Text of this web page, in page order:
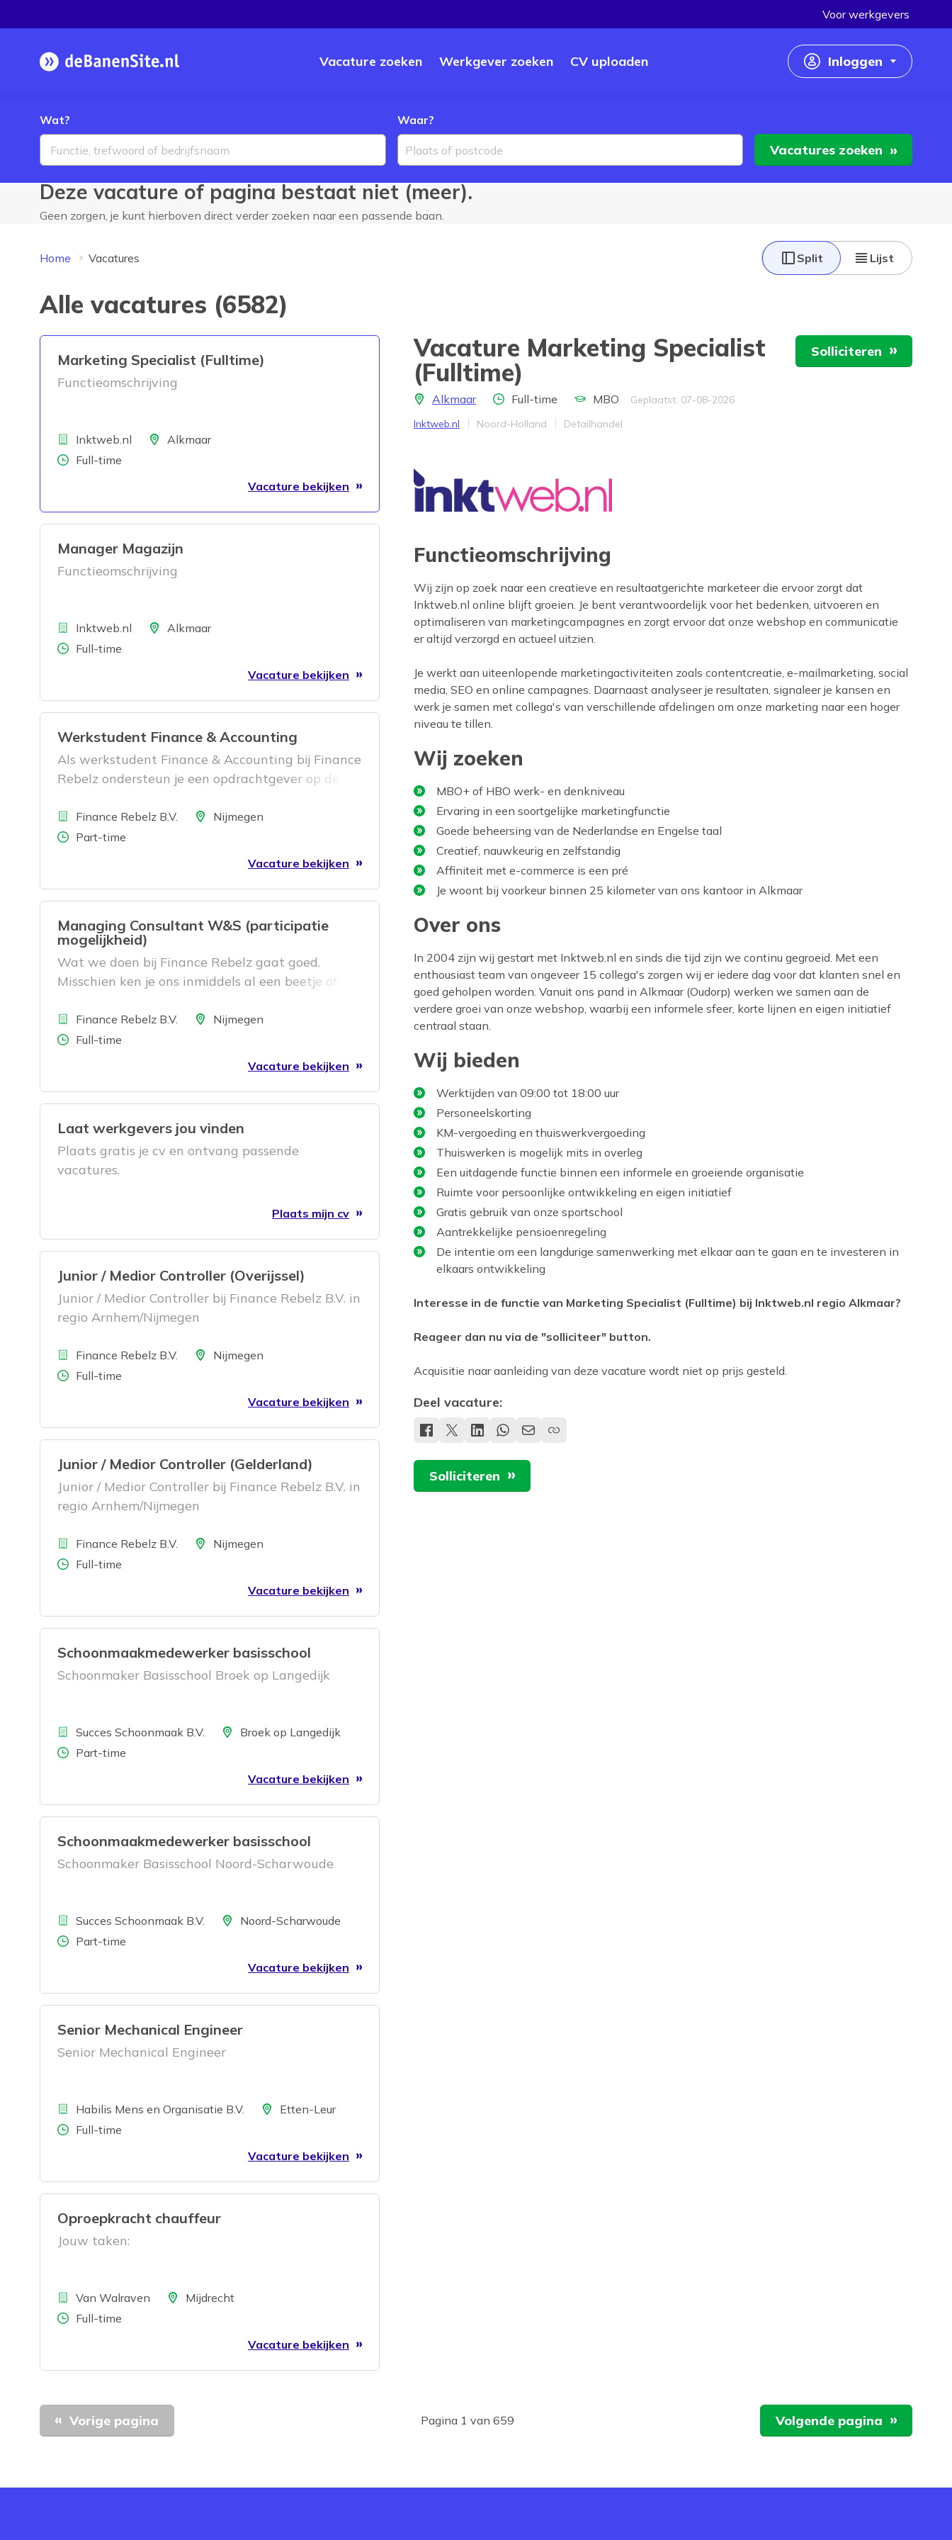
Homepage Vacature zoeken Werkgever zoeken CV uploaden
Voor werkgevers
Inloggen
Inloggen als werkgever
Wat? Waar?
Plaats of postcode Vacatures zoeken
Deze vacature of pagina bestaat niet (meer).
Geen zorgen, je kunt hierboven direct verder zoeken naar een passende baan.
Home Vacatures Split Lijst
Alle vacatures (6582)
Marketing Specialist (Fulltime)
Functieomschrijving
BedrijfInktweb.nl LocatieAlkmaar
Aantal uren
Full-time
Vacature bekijken
Manager Magazijn
Functieomschrijving
BedrijfInktweb.nl LocatieAlkmaar
Aantal uren
Full-time
Vacature bekijken
Werkstudent Finance & Accounting
Als werkstudent Finance & Accounting bij Finance
Rebelz ondersteun je een opdrachtgever op de
praktijkervaring opdoet waarbij je werkt met de
debiteuren- en/of crediteurenadministratie of het
bestaand Finance team en krijgt begeleiding van
ervaren collega's. We kiezen jouw opdrachtgever
perfecte kans om jouw loopbaan een boost te
geven en bij te verdienen!
BedrijfFinance Rebelz B.V. LocatieNijmegen
Aantal uren
Part-time
Vacature bekijken
Managing Consultant W&S (participatie
mogelijkheid)
Wat we doen bij Finance Rebelz gaat goed.
Misschien ken je ons inmiddels al een beetje of
tegengekomen. Vanuit onze interim
dienstverlening binnen Finance & Control groeien
BedrijfFinance Rebelz B.V. LocatieNijmegen
Aantal uren
Full-time
Vacature bekijken
Laat werkgevers jou vinden
Plaats gratis je cv en ontvang passende
vacatures.
Plaats mijn cv
Junior / Medior Controller (Overijssel)
Junior / Medior Controller bij Finance Rebelz B.V. in
regio Arnhem/Nijmegen
BedrijfFinance Rebelz B.V. LocatieNijmegen
Aantal uren
Full-time
Vacature bekijken
Junior / Medior Controller (Gelderland)
Junior / Medior Controller bij Finance Rebelz B.V. in
regio Arnhem/Nijmegen
BedrijfFinance Rebelz B.V. LocatieNijmegen
Aantal uren
Full-time
Vacature bekijken
Schoonmaakmedewerker basisschool
Schoonmaker Basisschool Broek op Langedijk
BedrijfSucces Schoonmaak B.V. LocatieBroek op Langedijk
Aantal uren
Part-time
Vacature bekijken
Schoonmaakmedewerker basisschool
Schoonmaker Basisschool Noord-Scharwoude
BedrijfSucces Schoonmaak B.V. LocatieNoord-Scharwoude
Aantal uren
Part-time
Vacature bekijken
Senior Mechanical Engineer
Senior Mechanical Engineer
BedrijfHabilis Mens en Organisatie B.V. LocatieEtten-Leur
Aantal uren
Full-time
Vacature bekijken
Oproepkracht chauffeur
Jouw taken:
BedrijfVan Walraven LocatieMijdrecht
Aantal uren
Full-time
Vacature bekijken
Vacature Marketing Specialist
(Fulltime)
Solliciteren
LocatieAlkmaarAantal uren
Full-time Opleidingsniveau
MBO
Geplaatst: 07-08-2026
Bedrijf
Inktweb.nl Provincie
Noord-Holland Werkveld
Detailhandel
Functieomschrijving
Wij zijn op zoek naar een creatieve en resultaatgerichte marketeer die ervoor zorgt dat
Inktweb.nl online blijft groeien. Je bent verantwoordelijk voor het bedenken, uitvoeren en
optimaliseren van marketingcampagnes en zorgt ervoor dat onze webshop en communicatie
er altijd verzorgd en actueel uitzien.
Je werkt aan uiteenlopende marketingactiviteiten zoals contentcreatie, e-mailmarketing, social
media, SEO en online campagnes. Daarnaast analyseer je resultaten, signaleer je kansen en
werk je samen met collega's van verschillende afdelingen om onze marketing naar een hoger
niveau te tillen.
Wij zoeken
MBO+ of HBO werk- en denkniveau
Ervaring in een soortgelijke marketingfunctie
Goede beheersing van de Nederlandse en Engelse taal
Creatief, nauwkeurig en zelfstandig
Affiniteit met e-commerce is een pré
Je woont bij voorkeur binnen 25 kilometer van ons kantoor in Alkmaar
Over ons
In 2004 zijn wij gestart met Inktweb.nl en sinds die tijd zijn we continu gegroeid. Met een
enthousiast team van ongeveer 15 collega's zorgen wij er iedere dag voor dat klanten snel en
goed geholpen worden. Vanuit ons pand in Alkmaar (Oudorp) werken we samen aan de
verdere groei van onze webshop, waarbij een informele sfeer, korte lijnen en eigen initiatief
centraal staan.
Wij bieden
Werktijden van 09:00 tot 18:00 uur
Personeelskorting
KM-vergoeding en thuiswerkvergoeding
Thuiswerken is mogelijk mits in overleg
Een uitdagende functie binnen een informele en groeiende organisatie
Ruimte voor persoonlijke ontwikkeling en eigen initiatief
Gratis gebruik van onze sportschool
Aantrekkelijke pensioenregeling
De intentie om een langdurige samenwerking met elkaar aan te gaan en te investeren in
elkaars ontwikkeling
Interesse in de functie van Marketing Specialist (Fulltime) bij Inktweb.nl regio Alkmaar?
Reageer dan nu via de "solliciteer" button.
Acquisitie naar aanleiding van deze vacature wordt niet op prijs gesteld.
Deel vacature:
Solliciteren
Vorige pagina Pagina 1 van 659 Volgende pagina